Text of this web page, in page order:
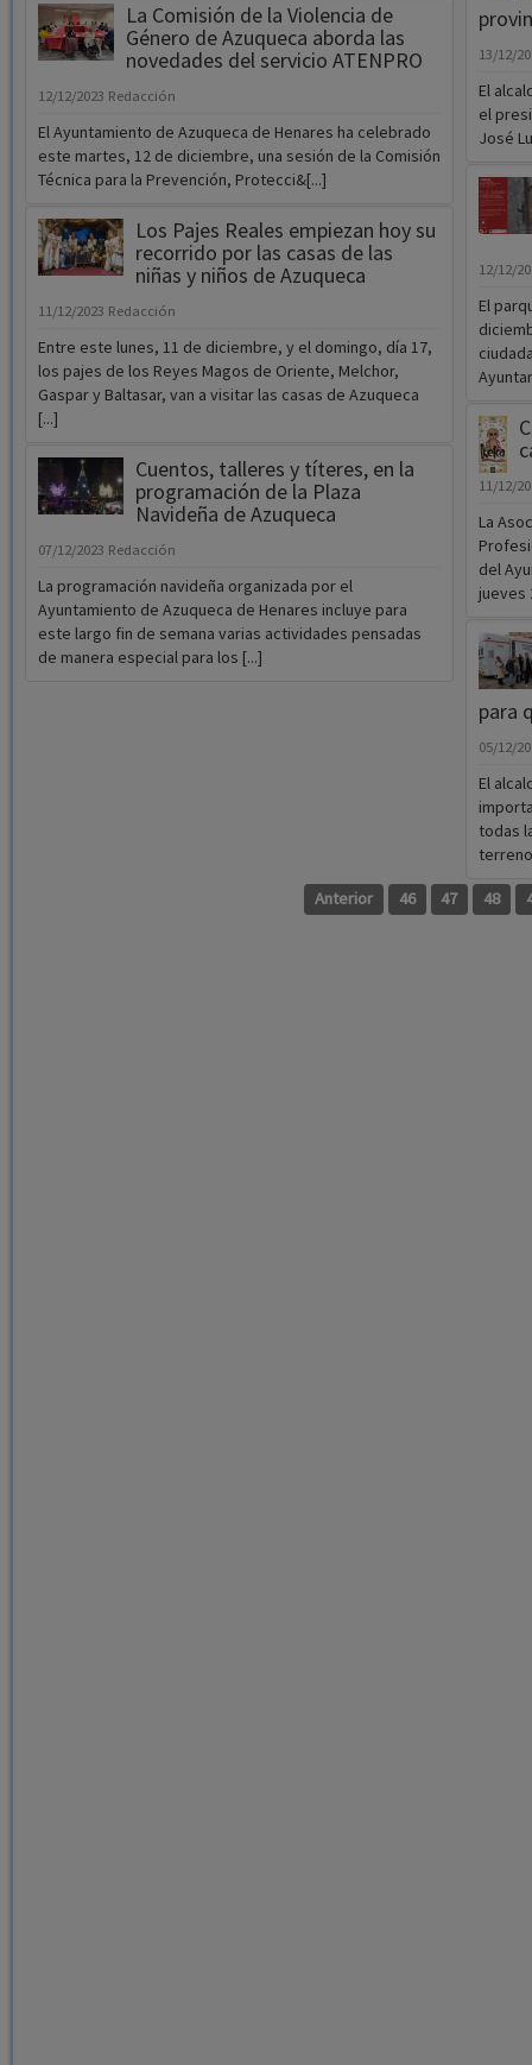
La Comisión de la Violencia de
Género de Azuqueca aborda las
novedades del servicio ATENPRO
12/12/2023 Redacción
El Ayuntamiento de Azuqueca de Henares ha celebrado
este martes, 12 de diciembre, una sesión de la Comisión
Técnica para la Prevención, Protecci&[...]
Los Pajes Reales empiezan hoy su
recorrido por las casas de las
niñas y niños de Azuqueca
11/12/2023 Redacción
Entre este lunes, 11 de diciembre, y el domingo, día 17,
los pajes de los Reyes Magos de Oriente, Melchor,
Gaspar y Baltasar, van a visitar las casas de Azuqueca
[...]
Cuentos, talleres y títeres, en la
programación de la Plaza
Navideña de Azuqueca
07/12/2023 Redacción
La programación navideña organizada por el
Ayuntamiento de Azuqueca de Henares incluye para
este largo fin de semana varias actividades pensadas
de manera especial para los [...]
13/12/
El
el
José
12/12/
El
11/12/
La
del
jueves
para
05/12/
El
todas
Anterior 46 47 48